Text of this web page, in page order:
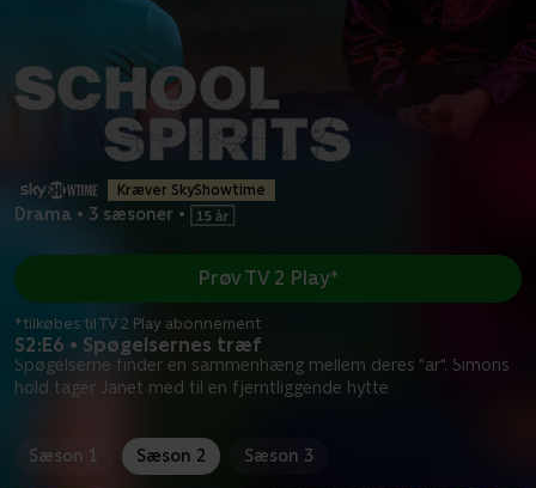
Kræver SkyShowtime
Drama • 3 sæsoner •
S2:E6 • Spøgelsernes træf
Spøgelserne finder en sammenhæng mellem deres "ar". Simons
hold tager Janet med til en fjerntliggende hytte
Prøv TV 2 Play*
*tilkøbes til TV 2 Play abonnement
Sæson 1 Sæson 2 Sæson 3